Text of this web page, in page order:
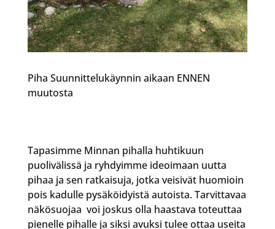
Piha Suunnittelukäynnin aikaan ENNEN
muutosta
Tapasimme Minnan pihalla huhtikuun
puolivälissä ja ryhdyimme ideoimaan uutta
pihaa ja sen ratkaisuja, jotka veisivät huomioin
pois kadulle pysäköidyistä autoista. Tarvittavaa
näkösuojaa voi joskus olla haastava toteuttaa
pienelle pihalle ja siksi avuksi tulee ottaa useita